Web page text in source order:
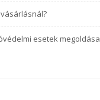
esetek megoldása